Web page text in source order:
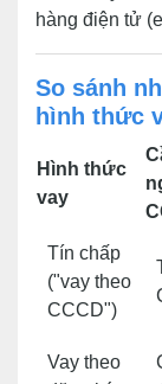
hàng điện tử
So sánh
hình thức
Hình thức
vay
Tín chấp
("vay theo
CCCD")
Vay theo